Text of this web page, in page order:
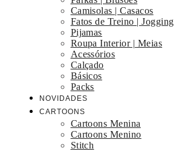
Camisolas | Casacos
Fatos de Treino | Jogging
Pijamas
Roupa Interior | Meias
Acessórios
Calçado
Básicos
Packs
NOVIDADES
CARTOONS
Cartoons Menina
Cartoons Menino
Stitch